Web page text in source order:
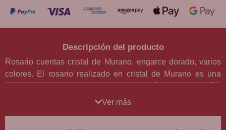
Descripción del producto
Rosario cuentas cristal de Murano, engarce dorado, varios
colores. El rosario realizado en cristal de Murano es una
verdadera obra maestra de la artesanía y la devoción.
Consta de 50 cuentas de cristal de Murano de 7 mm de
Ver más